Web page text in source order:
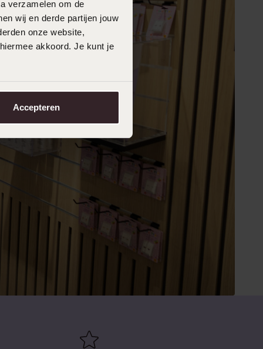
verzamelen om de
wij en derde partijen jouw
onze website,
akkoord. Je kunt je
Accepteren